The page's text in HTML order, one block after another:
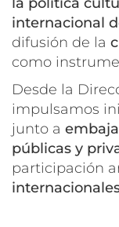
internacional
difusión de la
como
Desde la
impulsamos
junto a
públicas y
participación